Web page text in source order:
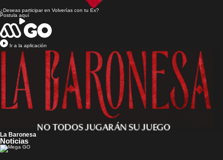
¿Deseas participar en Volverías con tu Ex?
Postula aquí
Ir a la aplicación
La Baronesa
Noticias